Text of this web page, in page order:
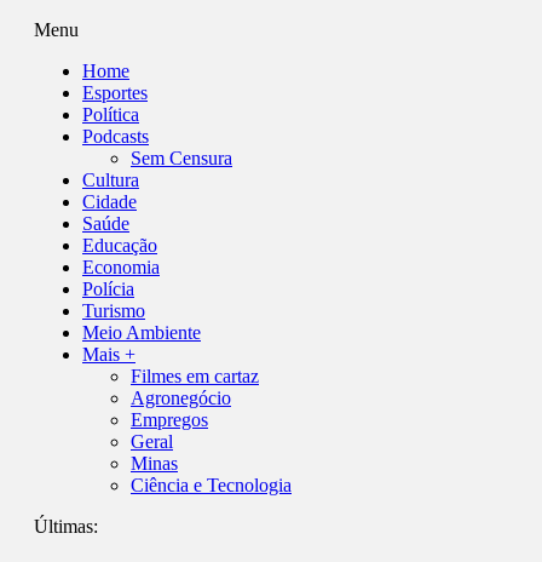
Menu
Home
Esportes
Política
Podcasts
Sem Censura
Cultura
Cidade
Saúde
Educação
Economia
Polícia
Turismo
Meio Ambiente
Mais +
Filmes em cartaz
Agronegócio
Empregos
Geral
Minas
Ciência e Tecnologia
Últimas: